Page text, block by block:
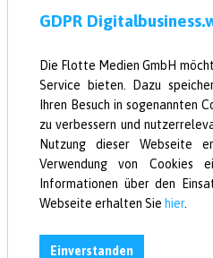
Newsletter
Deine Digital News
einer Mail!
GDPR
Die Flotte Medien GmbH
Service bieten. Dazu
Ihren Besuch in sogenannten
zu verbessern und
Nutzung dieser Webseite
Verwendung von Cookies
Informationen über den
Webseite erhalten Sie hier.
Einverstanden